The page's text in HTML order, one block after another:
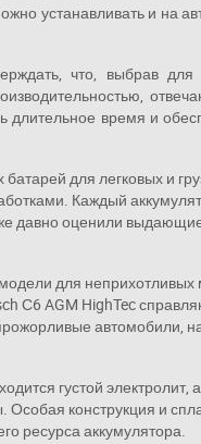
устанавливать и на
что, выбрав для
длительное время и
для легковых и
Каждый
давно оценили
для неприхотливых
С6 AGM HighTec
автомобили,
густой
конструкция и
ресурса аккумулятора.